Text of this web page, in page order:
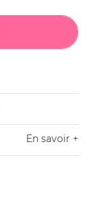
En savoir +